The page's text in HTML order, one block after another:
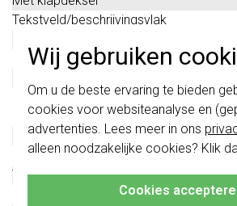
Wij gebruiken
Om u de beste ervaring te bieden
cookies voor websiteanalyse en
advertenties. Lees meer in ons
alleen noodzakelijke cookies? Klik
Cookies
Tekstveld/beschrijvingsvlak
Materiaal
Montagerichting
Beschermingsgraad (IP)
Geschikt voor vloerpot
Transparant
Uitvoering oppervlakte
schakelwippen zijn vernieuwd. Ze zijn
niette combineren met de schakelaars
van vóór augustus 2024.
Klik hiervoor meer informatie, zodat je